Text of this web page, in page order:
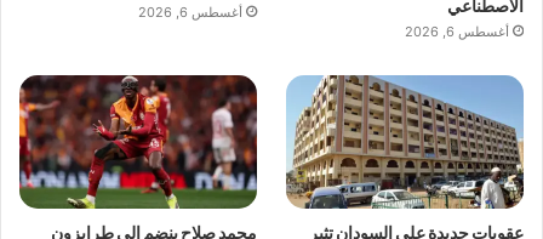
الاصطناعي
أغسطس 6, 2026
أغسطس 6, 2026
عقوبات جديدة على السودان تثير محمد صلاح ينضم إلى طرابزون